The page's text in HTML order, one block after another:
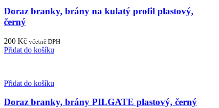
Doraz branky, brány na kulatý profil plastový,
černý
200 Kč včetně DPH
Přidat do košíku
Přidat do košíku
Doraz branky, brány PILGATE plastový, černý